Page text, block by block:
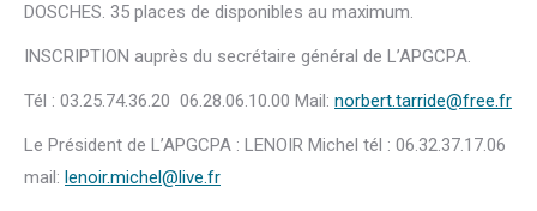
DOSCHES. 35 places de disponibles au maximum.
INSCRIPTION auprès du secrétaire général de L’APGCPA.
Tél : 03.25.74.36.20 06.28.06.10.00 Mail: norbert.tarride@free.fr
Le Président de L’APGCPA : LENOIR Michel tél : 06.32.37.17.06
mail: lenoir.michel@live.fr